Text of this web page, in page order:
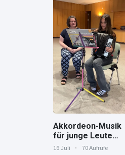
Akkordeon-Musik
für junge Leute
Jana von den
16 Juli 70 Aufrufe